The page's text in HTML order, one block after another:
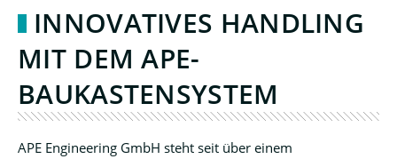
INNOVATIVES HANDLING
MIT DEM APE-
BAUKASTENSYSTEM
APE Engineering GmbH steht seit über einem